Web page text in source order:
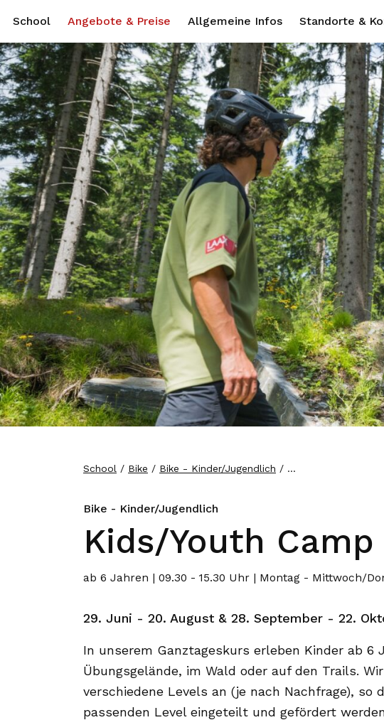
School Angebote & Preise Allgemeine Infos Standorte &
School Bike Bike - Kinder/Jugendlich ...
Bike - Kinder/Jugendlich
Kids/Youth Camp
ab 6 Jahren | 09.30 - 15.30 Uhr | Montag - Mittwoch/
29. Juni - 20. August & 28. September - 22.
In unserem Ganztageskurs erleben Kinder ab 6
Übungsgelände, im Wald oder auf den Trails.
verschiedene Levels an (je nach Nachfrage), so
passenden Level eingeteilt und gefördert